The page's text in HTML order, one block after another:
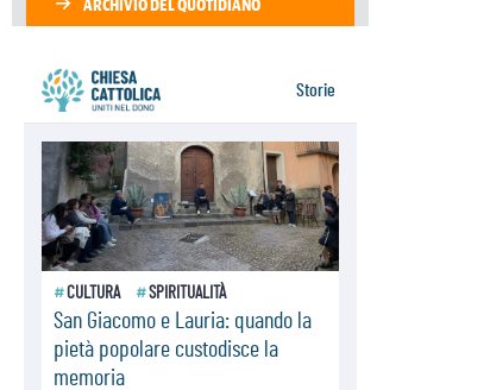
superata una prova difficile